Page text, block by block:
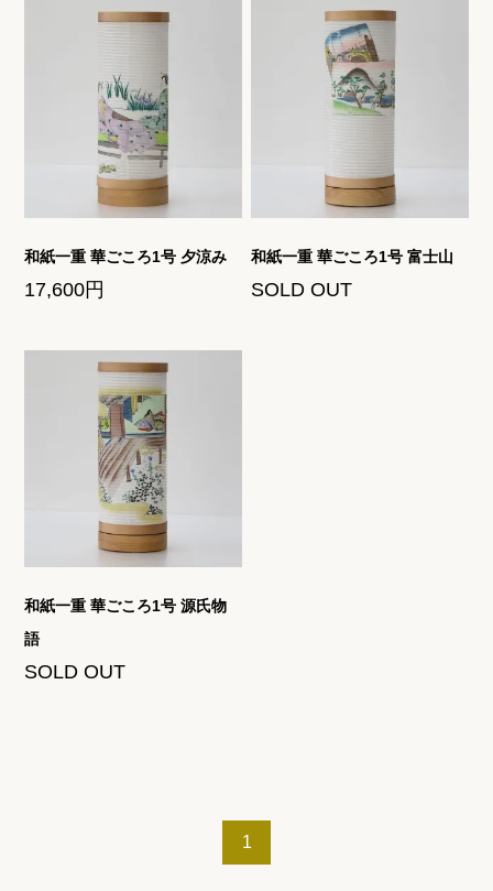
和紙一重 華ごころ1号 夕涼み
17,600円
和紙一重 華ごころ1号 富士山
SOLD OUT
和紙一重 華ごころ1号 源氏物
語
SOLD OUT
1